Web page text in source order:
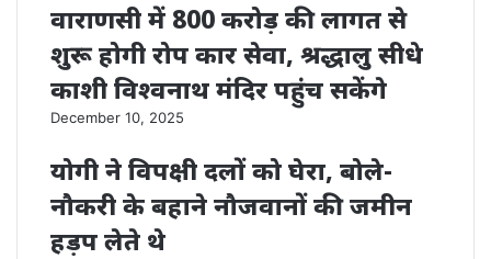
वाराणसी में 800 करोड़ की लागत से
शुरू होगी रोप कार सेवा, श्रद्धालु सीधे
काशी विश्वनाथ मंदिर पहुंच सकेंगे
December 10, 2025
योगी ने विपक्षी दलों को घेरा, बोले-
नौकरी के बहाने नौजवानों की जमीन
हड़प लेते थे